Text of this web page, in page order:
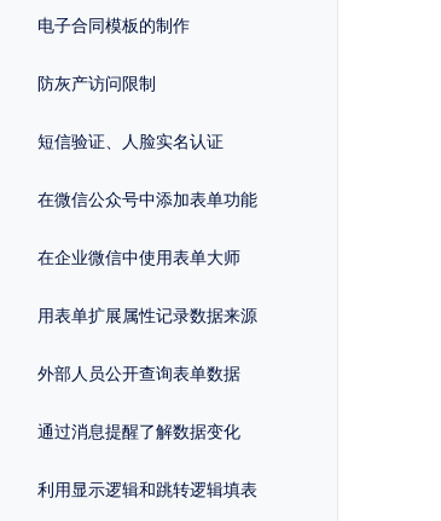
电子合同模板的制作
防灰产访问限制
短信验证、人脸实名认证
在微信公众号中添加表单功能
在企业微信中使用表单大师
用表单扩展属性记录数据来源
外部人员公开查询表单数据
通过消息提醒了解数据变化
利用显示逻辑和跳转逻辑填表